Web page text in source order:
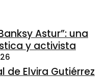
Astur”: una
y activista
de Elvira Gutiérrez